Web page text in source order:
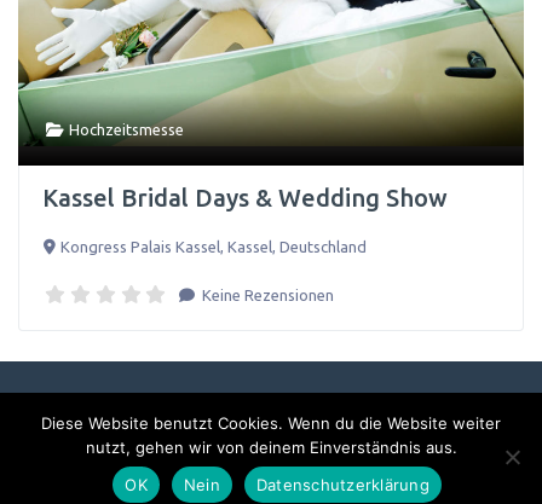
Hochzeitsmesse
Kassel Bridal Days & Wedding Show
Kongress Palais Kassel Kassel Deutschland
Keine Rezensionen
Impressum & Datenschutzerklärung
Diese Website benutzt Cookies. Wenn du die Website weiter
nutzt, gehen wir von deinem Einverständnis aus.
OK
Nein Datenschutzerklärung